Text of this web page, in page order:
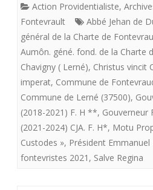
août
2021(I).
Lorsque
la
Charte
de
Fontevrault
Action Providentialiste,
Fontevrault
Abbé Jehan de
général de la Charte de
Aumôn. géné. fond. de la Charte
Chavigny ( Lerné), Christus vincit
imperat, Commune de
Commune de Lerné (37500),
(2018-2021) F. H **, Gouverneur
(2021-2024) CJA. F. H*, Motu
Custodes », Président
fontevristes 2021 , Salve Regina